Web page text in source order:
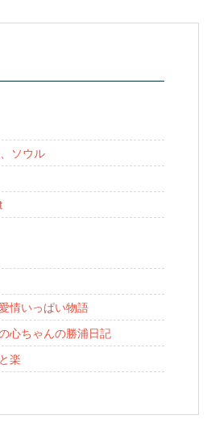
ソウル
情いっぱい物語
心ちゃんの勝浦日記
楽